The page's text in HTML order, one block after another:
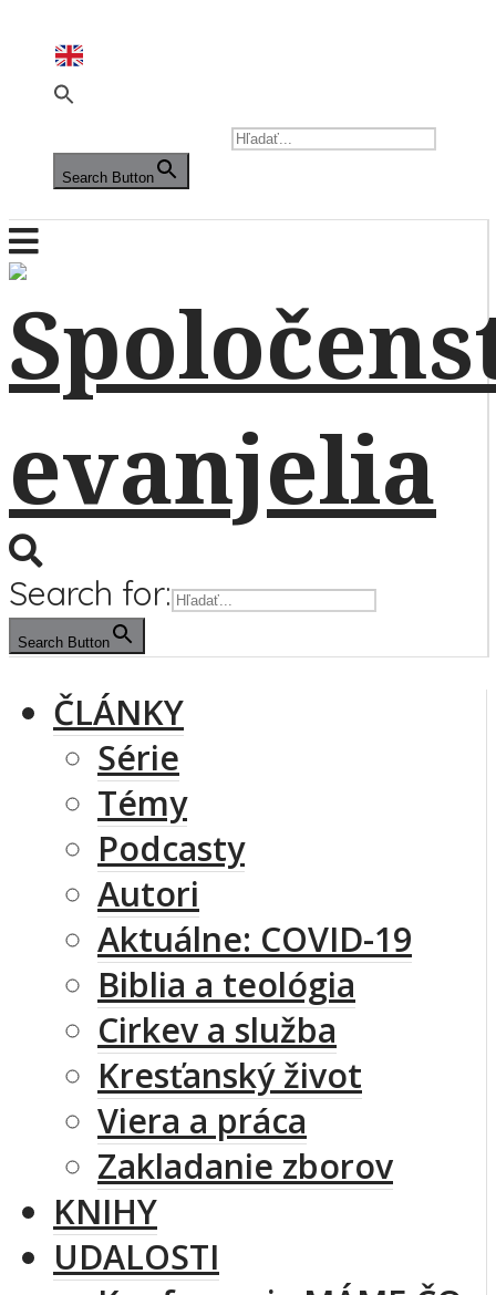
Search Button
Search for:
Search Button
ČLÁNKY
Série
Témy
Podcasty
Autori
Aktuálne: COVID-19
Biblia a teológia
Cirkev a služba
Kresťanský život
Viera a práca
Zakladanie zborov
KNIHY
UDALOSTI